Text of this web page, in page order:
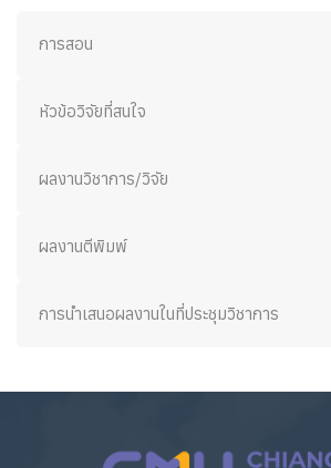
การสอน
หัวข้อวิจัยที่สนใจ
ผลงานวิชาการ/วิจัย
ผลงานตีพิมพ์
การนำเสนอผลงานในที่ประชุมวิชาการ